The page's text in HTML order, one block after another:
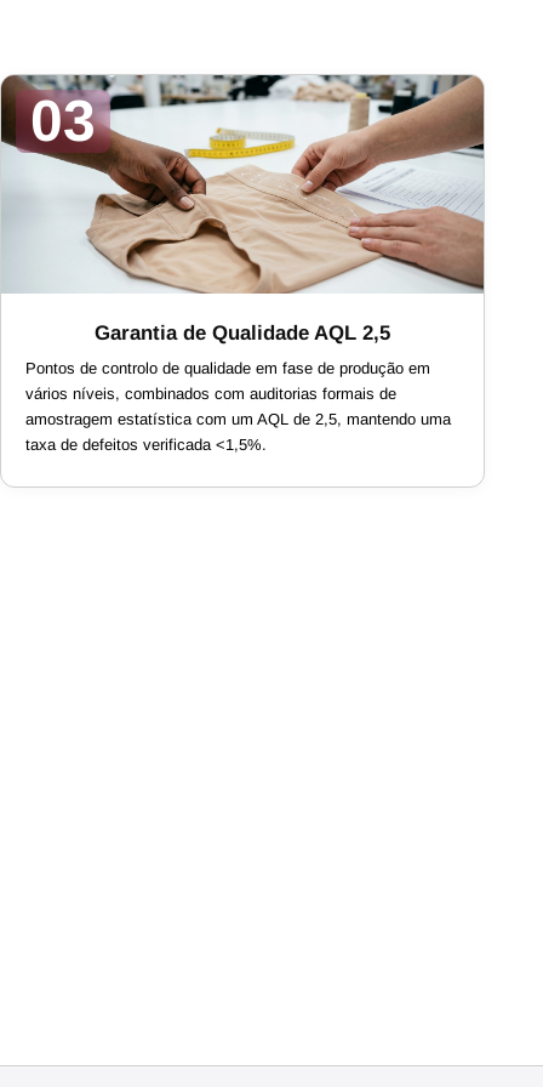
03
Garantia de Qualidade AQL 2,5
Pontos de controlo de qualidade em fase de produção em
vários níveis, combinados com auditorias formais de
amostragem estatística com um AQL de 2,5, mantendo uma
taxa de defeitos verificada <1,5%.